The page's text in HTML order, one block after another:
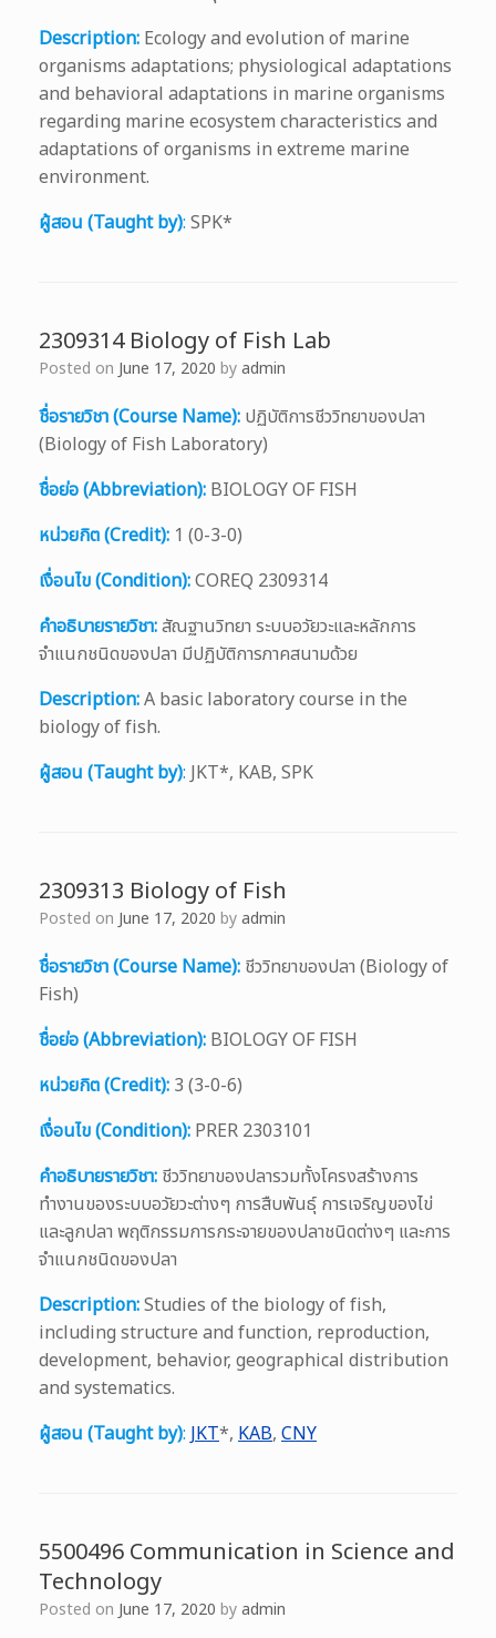
Description: Ecology and evolution of marine
organisms adaptations; physiological adaptations
and behavioral adaptations in marine organisms
regarding marine ecosystem characteristics and
adaptations of organisms in extreme marine
environment.
ผู้สอน (Taught by): SPK*
2309314 Biology of Fish Lab
Posted on June 17, 2020 byadmin
ชื่อรายวิชา (Course Name): ปฏิบัติการชีววิทยาของปลา
(Biology of Fish Laboratory)
ชื่อย่อ (Abbreviation): BIOLOGY OF FISH
หน่วยกิต (Credit): 1 (0-3-0)
เงื่อนไข (Condition):COREQ 2309314
คำอธิบายรายวิชา:สัณฐานวิทยา ระบบอวัยวะและหลักการ
จำแนกชนิดของปลา มีปฏิบัติการภาคสนามด้วย
Description:A basic laboratory course in the
biology of fish.
ผู้สอน (Taught by): JKT*, KAB, SPK
2309313 Biology of Fish
Posted on June 17, 2020 byadmin
ชื่อรายวิชา (Course Name): ชีววิทยาของปลา (Biology of
Fish)
ชื่อย่อ (Abbreviation): BIOLOGY OF FISH
หน่วยกิต (Credit): 3 (3-0-6)
เงื่อนไข (Condition): PRER 2303101
คำอธิบายรายวิชา: ชีววิทยาของปลารวมทั้งโครงสร้างการ
ทำงานของระบบอวัยวะต่างๆ การสืบพันธุ์ การเจริญของไข่
และลูกปลา พฤติกรรมการกระจายของปลาชนิดต่างๆ และการ
จำแนกชนิดของปลา
Description:Studies of the biology of fish,
including structure and function, reproduction,
development, behavior, geographical distribution
and systematics.
ผู้สอน (Taught by): JKT*, KAB, CNY
5500496 Communication in Science and
Technology
Posted on June 17, 2020 byadmin